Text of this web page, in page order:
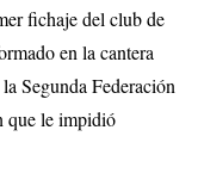
fichaje del club de
en la cantera
Segunda Federación
que le impidió